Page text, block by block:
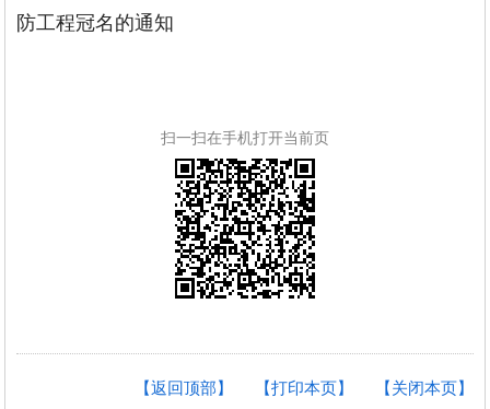
防工程冠名的通知
扫一扫在手机打开当前页
【关闭本页】
【打印本页】
【返回顶部】